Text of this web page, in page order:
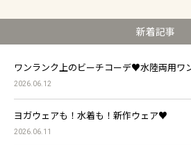
新着記事
ワンランク上のビーチコーデ♥水陸両用ワ
2026.06.12
ヨガウェアも！水着も！新作ウェア♥
2026.06.11